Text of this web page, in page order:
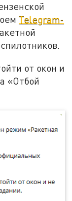
Telegram-
от окон и
«Отбой